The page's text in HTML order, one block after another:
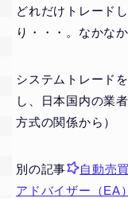
どれだけトレード
り・・・。なかな
システムトレード
し、日本国内の業
方式の関係から）
別の記事
自動売
アドバイザー（EA